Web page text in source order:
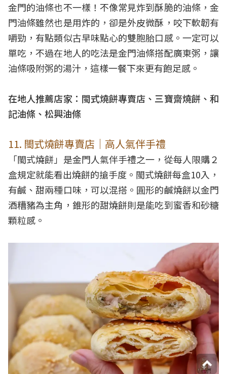
金門的油條也不一樣！不像常見炸到酥脆的油條，金
門油條雖然也是用炸的，卻是外皮微酥，咬下軟韌有
嚼勁，有點類似古早味點心的雙胞胎口感。一定可以
單吃，不過在地人的吃法是金門油條搭配廣東粥，讓
油條吸附粥的湯汁，這樣一餐下來更有飽足感。
在地人推薦店家：閩式燒餅專賣店、三寶齋燒餅、和
記油條、松興油條
11. 閩式燒餅專賣店｜高人氣伴手禮
「閩式燒餅」是金門人氣伴手禮之一，從每人限購２
盒規定就能看出燒餅的搶手度。閩式燒餅每盒10入，
有鹹、甜兩種口味，可以混搭。圓形的鹹燒餅以金門
酒糟豬為主角，錐形的甜燒餅則是能吃到蜜香和砂糖
顆粒感。